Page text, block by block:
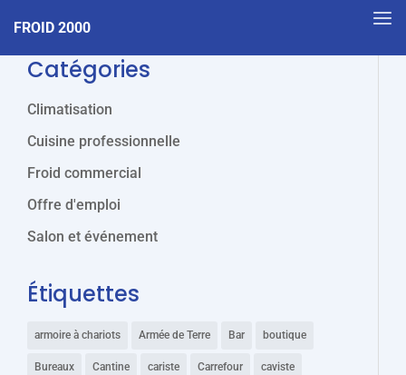
FROID 2000
Catégories
Climatisation
Cuisine professionnelle
Froid commercial
Offre d'emploi
Salon et événement
Étiquettes
armoire à chariots Armée de Terre Bar boutique
Bureaux Cantine cariste Carrefour caviste